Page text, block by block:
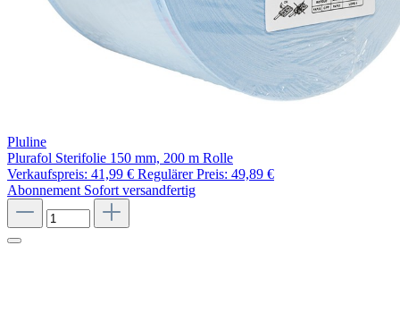
Pluline
Plurafol Sterifolie 150 mm, 200 m Rolle
Verkaufspreis: 41,99 € Regulärer Preis: 49,89 €
Abonnement Sofort versandfertig